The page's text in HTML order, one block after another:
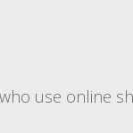
use online